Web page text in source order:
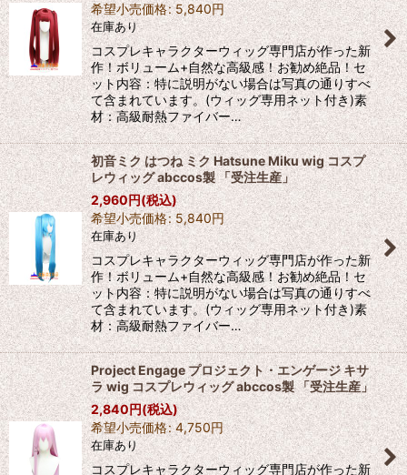
希望小売価格: 5,840円
在庫あり
コスプレキャラクターウィッグ専門店が作った新
作！ボリューム+自然な高級感！お勧め絶品！セ
ット内容：特に説明がない場合は写真の通りすべ
て含まれています。(ウィッグ専用ネット付き)素
材：高級耐熱ファイバー…
初音ミク はつね ミク Hatsune Miku wig コスプ
レウィッグ abccos製 「受注生産」
2,960円(税込)
希望小売価格: 5,840円
在庫あり
コスプレキャラクターウィッグ専門店が作った新
作！ボリューム+自然な高級感！お勧め絶品！セ
ット内容：特に説明がない場合は写真の通りすべ
て含まれています。(ウィッグ専用ネット付き)素
材：高級耐熱ファイバー…
Project Engage プロジェクト・エンゲージ キサ
ラ wig コスプレウィッグ abccos製 「受注生産」
2,840円(税込)
希望小売価格: 4,750円
在庫あり
コスプレキャラクターウィッグ専門店が作った新